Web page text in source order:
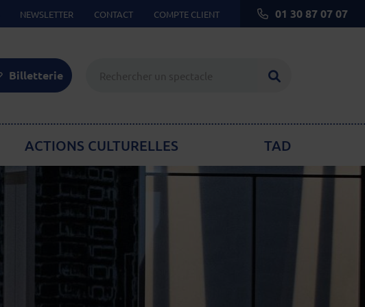
NEWSLETTER CONTACT COMPTE CLIENT 01 30 87 07 07
Billetterie
ACTIONS CULTURELLES TAD